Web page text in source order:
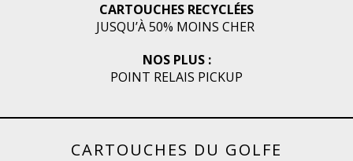
CARTOUCHES RECYCLÉES
JUSQU’À 50% MOINS CHER
NOS PLUS :
POINT RELAIS PICKUP
CARTOUCHES DU GOLFE